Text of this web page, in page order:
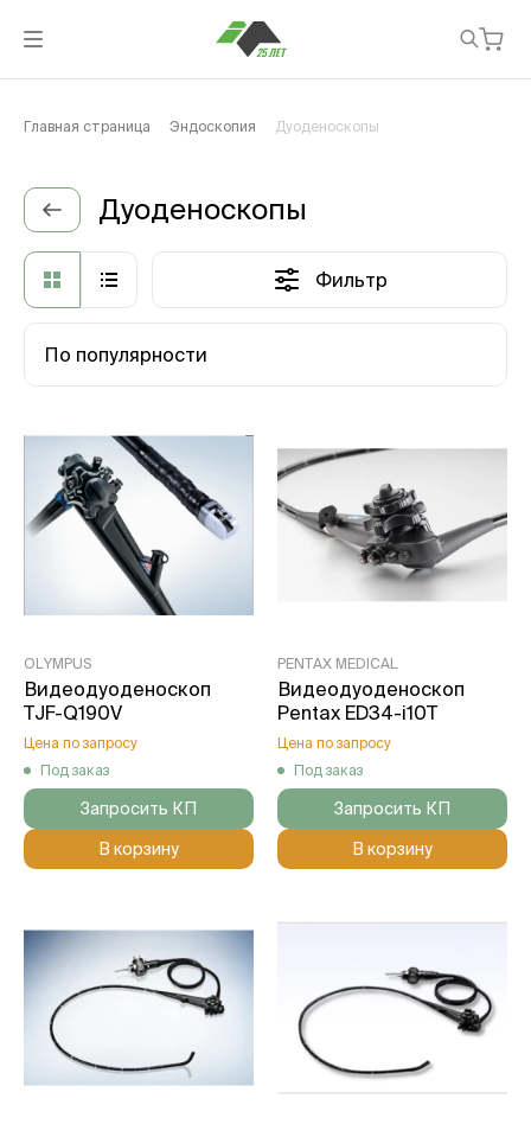
Главная страница Эндоскопия Дуоденоскопы
Дуоденоскопы
Фильтр
По популярности
OLYMPUS
Видеодуоденоскоп
TJF-Q190V
Цена по запросу
Под заказ
Запросить КП
В корзину
PENTAX MEDICAL
Видеодуоденоскоп
Pentax ED34-i10T
Цена по запросу
Под заказ
Запросить КП
В корзину